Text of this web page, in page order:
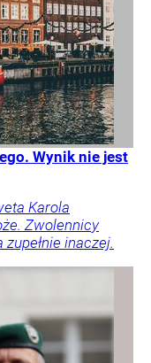
Wynik nie jest
Karola
Zwolennicy
inaczej.